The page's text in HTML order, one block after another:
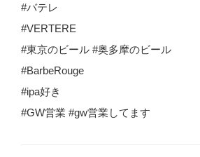
#バテレ
#VERTERE
#東京のビール #奥多摩のビール
#BarbeRouge
#ipa好き
#GW営業 #gw営業してます